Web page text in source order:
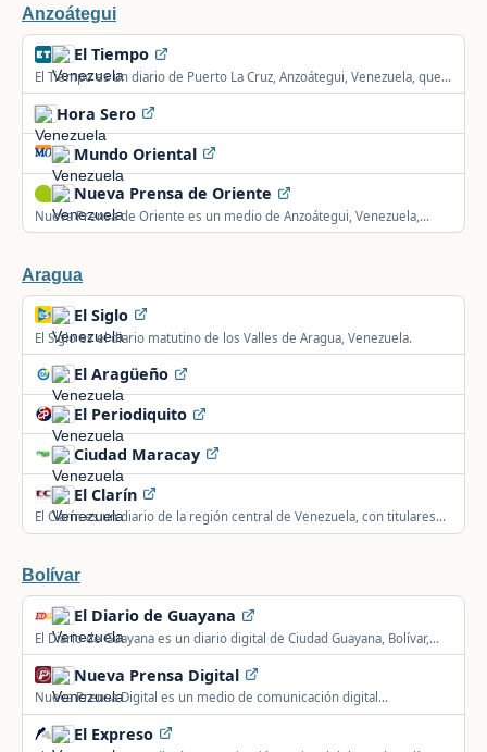
Anzoátegui
El Tiempo
El Tiempo es un diario de Puerto La Cruz, Anzoátegui, Venezuela, que
se define como informante del pueblo oriental.
Hora Sero
Mundo Oriental
Nueva Prensa de Oriente
Nueva Prensa de Oriente es un medio de Anzoátegui, Venezuela,
orientado a informar a la colectividad venezolana.
Aragua
El Siglo
El Siglo es el diario matutino de los Valles de Aragua, Venezuela.
El Aragüeño
El Periodiquito
Ciudad Maracay
El Clarín
El Clarín es un diario de la región central de Venezuela, con titulares
sobre noticias nacionales e internacionales.
Bolívar
El Diario de Guayana
El Diario de Guayana es un diario digital de Ciudad Guayana, Bolívar,
Venezuela, con secciones de sucesos, farándula, opinión, deportes y
política.Nueva Prensa Digital
Nueva Prensa Digital es un medio de comunicación digital
independiente de Ciudad Guayana, Bolívar, Venezuela, con 21 años de
trayectoria.El Expreso